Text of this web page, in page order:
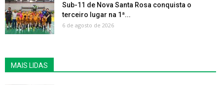
Sub-11 de Nova Santa Rosa conquista o
terceiro lugar na 1ª...
6 de agosto de 2026
MAIS LIDAS